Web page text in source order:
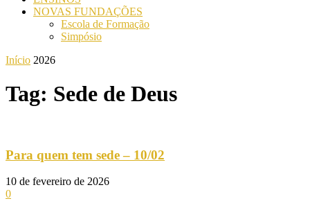
NOVAS FUNDAÇÕES
Escola de Formação
Simpósio
Início 2026
Tag: Sede de Deus
Para quem tem sede – 10/02
10 de fevereiro de 2026
0